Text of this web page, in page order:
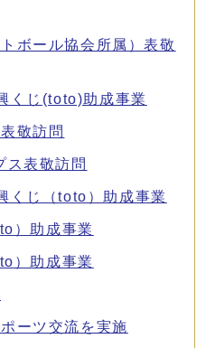
ボール協会所属）表敬
くじ(toto)助成事業
敬訪問
ス表敬訪問
くじ（toto）助成事業
）助成事業
）助成事業
ーツ交流を実施